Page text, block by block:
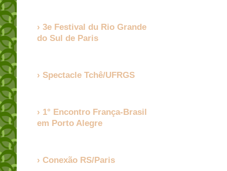
3e Festival du Rio Grande
do Sul de Paris
Spectacle Tchê/UFRGS
1° Encontro França-Brasil
em Porto Alegre
Conexão RS/Paris